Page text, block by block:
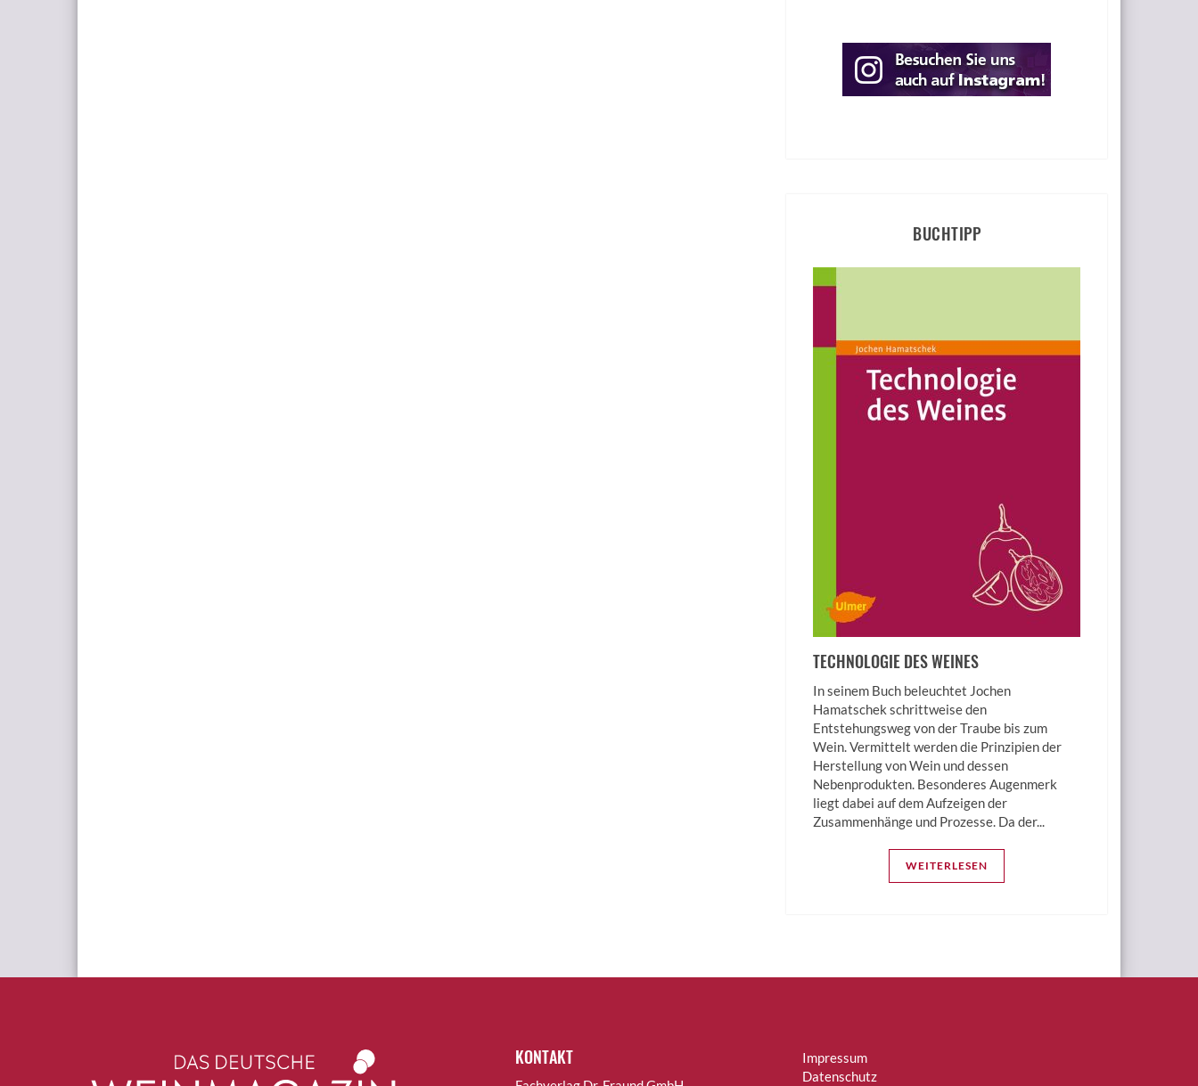
BUCHTIPP
TECHNOLOGIE DES WEINES
In seinem Buch beleuchtet Jochen
Hamatschek schrittweise den
Entstehungsweg von der Traube bis zum
Wein. Vermittelt werden die Prinzipien der
Herstellung von Wein und dessen
Nebenprodukten. Besonderes Augenmerk
liegt dabei auf dem Aufzeigen der
Zusammenhänge und Prozesse. Da der...
WEITERLESEN
KONTAKT
Impressum
Datenschutz